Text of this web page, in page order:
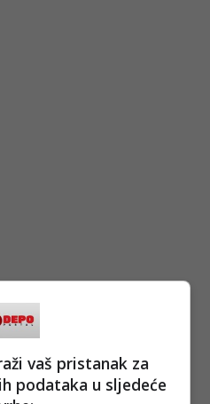
vaš pristanak za
podataka u sljedeće